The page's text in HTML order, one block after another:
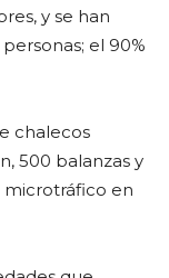
y se han
el 90%
chalecos
500 balanzas y
microtráfico en